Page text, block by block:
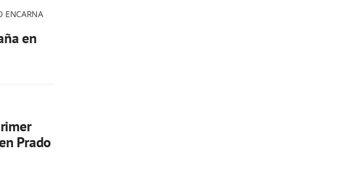
ENCARNA
en
Prado